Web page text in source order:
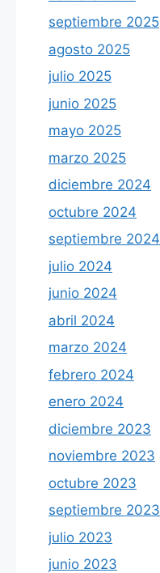
septiembre 2025
agosto 2025
julio 2025
junio 2025
mayo 2025
marzo 2025
diciembre 2024
octubre 2024
septiembre 2024
julio 2024
junio 2024
abril 2024
marzo 2024
febrero 2024
enero 2024
diciembre 2023
noviembre 2023
octubre 2023
septiembre 2023
julio 2023
junio 2023